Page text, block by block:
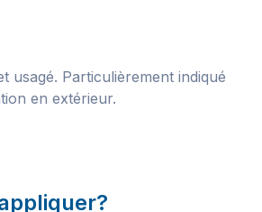
usagé. Particulièrement indiqué
en extérieur.